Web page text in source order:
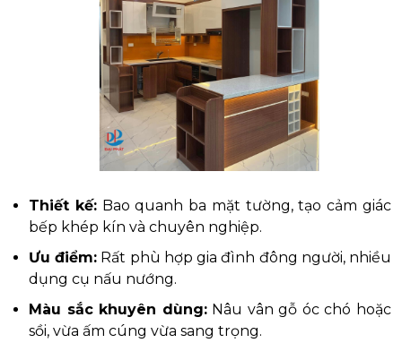
Thiết kế:Bao quanh ba mặt tường, tạo cảm giác
bếp khép kín và chuyên nghiệp.
Ưu điểm: Rất phù hợp gia đình đông người, nhiều
dụng cụ nấu nướng.
Màu sắc khuyên dùng:Nâu vân gỗ óc chó hoặc
sồi, vừa ấm cúng vừa sang trọng.